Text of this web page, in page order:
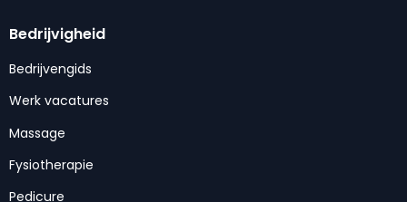
Bedrijvigheid
Bedrijvengids
Werk vacatures
Massage
Fysiotherapie
Pedicure